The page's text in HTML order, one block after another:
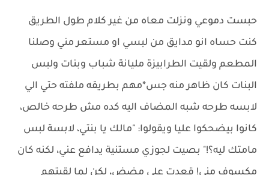
حبست دموعي ونزلت معاه من غير كلام طول الطريق
كنت حساه انو مدايق من لبسي او مستعر مني وصلنا
المطعم ولقيت الطرابيزة مليانة شباب وبنات ولبس
البنات كان ظاهر منه جس*مهم بطريقه ملفته حتي الي
لابسه طرحه شبه المضاف اليه كده مش طرحه خالص،
كانوا بيضحكوا عليا ويقولوا: "مالك يا بنتي، لابسة لبس
مامتك ليه؟!" بصيت لجوزي مستنية يدافع عني، لكنه كان
مكسوف مني! قعدت على مضض، لكن لما لقيتهم